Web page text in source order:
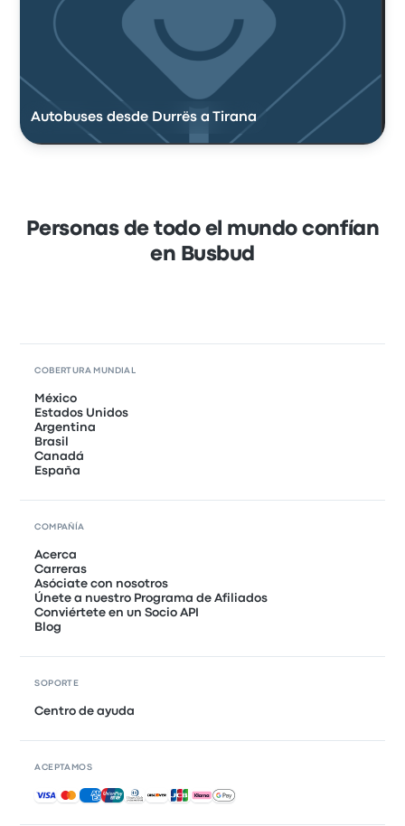
Autobuses desde Durrës a Tirana
Personas de todo el mundo confían
en Busbud
COBERTURA MUNDIAL
México
Estados Unidos
Argentina
Brasil
Canadá
España
COMPAÑÍA
Acerca
Carreras
Asóciate con nosotros
Únete a nuestro Programa de Afiliados
Conviértete en un Socio API
Blog
SOPORTE
Centro de ayuda
ACEPTAMOS
Pagos aceptados